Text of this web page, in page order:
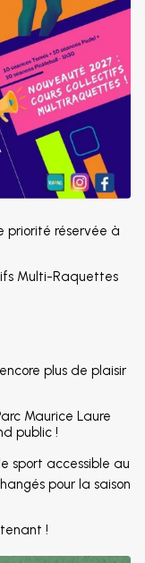
priorité réservée à
Multi-Raquettes
plus de plaisir
Maurice Laure
public !
sport accessible au
pour la saison
!